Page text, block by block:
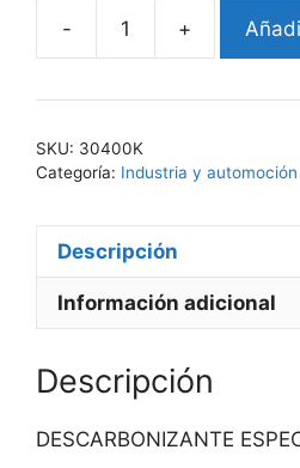
-
EKO-
304
+
SKU: 30400K
Categoría: Industria y automoción
Descripción
Información adicional
Descripción
DESCARBONIZANTE